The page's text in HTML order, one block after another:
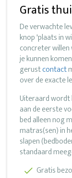
Gratis
De verwachte
knop 'plaats in
concreter willen
je kunnen
gerustcontact
over de exacte
Uiteraard
aan de eerste
bed alleen nog
matras(sen) in
slapen
standaard
Gratis